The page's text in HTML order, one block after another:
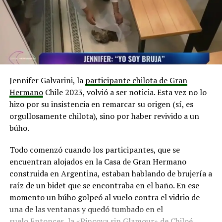
el chatbot indicó que dicha construcción contaría con
las siguientes características:
Estaría ubicado en la superficie lunar,
probablemente cerca de uno de los polos, para
moderadas.
El diseño sería futurista y funcional, construido para
resistir la radiación cósmica, las temperaturas
extremas y las condiciones lunares. Podría estar
de los impactos de micrometeoritos.
Las habitaciones podrían estar equipadas con
camas cómodas, ventanas con vistas
impresionantes de la superficie lunar y todas las
comodidades necesarias para una estadía cómoda.
El sitio contaría con un restaurante que serviría
Jennifer Galvarini, la participante chilota de Gran
HermanoChile 2023, volvió a ser noticia. Esta vez no lo
hizo por su insistencia en remarcar su origen (sí, es
orgullosamente chilota), sino por haber revivido a un
búho.
Todo comenzó cuando los participantes, que se
encuentran alojados en la Casa de Gran Hermano
construida en Argentina, estaban hablando de brujería a
raíz de un bidet que se encontraba en el baño. En ese
momento un búho golpeó al vuelo contra el vidrio de
una de las ventanas y quedó tumbado en el